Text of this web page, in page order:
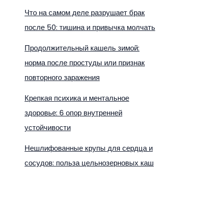
Что на самом деле разрушает брак
после 50: тишина и привычка молчать
Продолжительный кашель зимой:
норма после простуды или признак
повторного заражения
Крепкая психика и ментальное
здоровье: 6 опор внутренней
устойчивости
Нешлифованные крупы для сердца и
сосудов: польза цельнозерновых каш